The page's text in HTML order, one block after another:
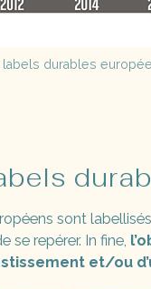
durables
sont
se repérer. In fine,
et/ou